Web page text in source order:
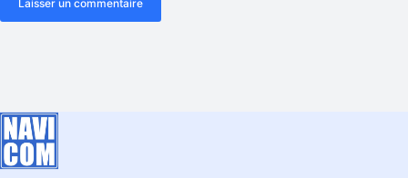
Laisser un commentaire